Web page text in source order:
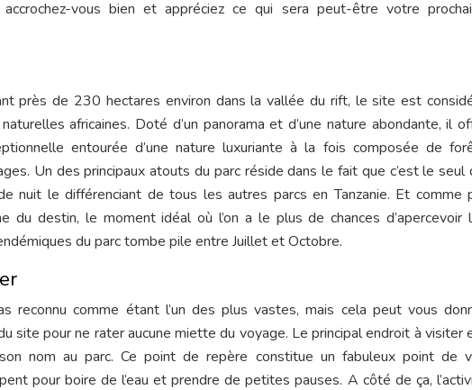
vous bien et appréciez ce qui sera peut-être votre
près de 230 hectares environ dans la vallée du rift, le site est
africaines. Doté d’un panorama et d’une nature abondante, il
entourée d’une nature luxuriante à la fois composée de
Un des principaux atouts du parc réside dans le fait que c’est le seul
nuit le différenciant de tous les autres parcs en Tanzanie. Et comme
du destin, le moment idéal où l’on a le plus de chances d’apercevoir
du parc tombe pile entre Juillet et Octobre.
reconnu comme étant l’un des plus vastes, mais cela peut vous
site pour ne rater aucune miette du voyage. Le principal endroit à visiter
nom au parc. Ce point de repère constitue un fabuleux point de
pour boire de l’eau et prendre de petites pauses. A côté de ça,